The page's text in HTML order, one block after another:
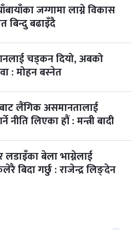
जग्गामा लाग्ने विकास
बिन्दु बढाइँदै
चड्कन दियो, अबको
: मोहन बस्नेत
लैंगिक असमानतालाई
नीति लिएका हौं : मन्त्री बादी
बेला भाग्नेलाई
बिदा गर्छु : राजेन्द्र लिङ्देन